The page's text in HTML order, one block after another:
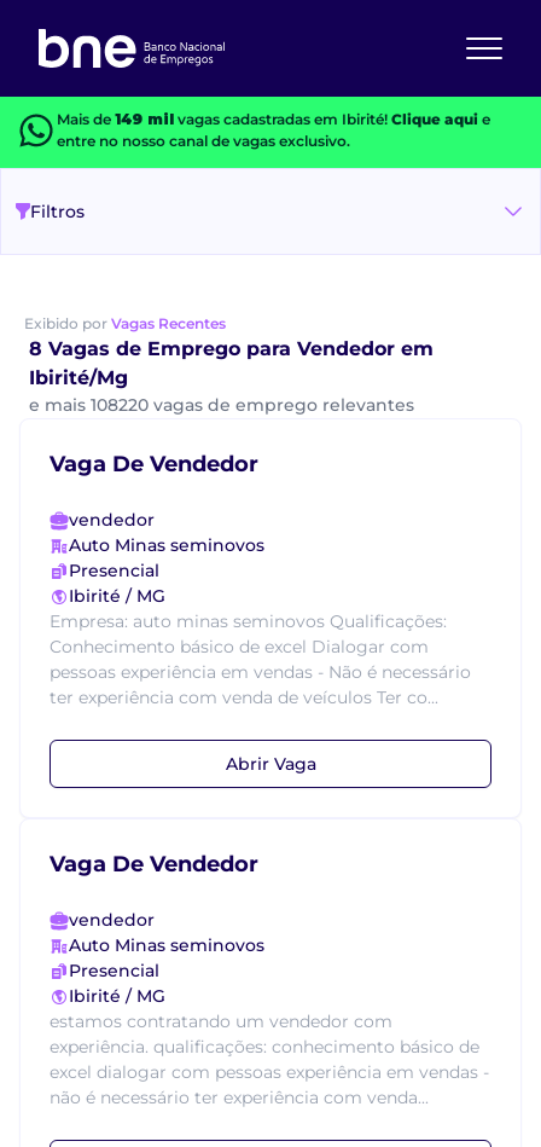
Mais de 149 milvagas cadastradas em Ibirité! Clique aquie
entre no nosso canal de vagas exclusivo.
Filtros
Exibido por Vagas Recentes
8 Vagas de Emprego para Vendedor em
Ibirité/Mg
e mais 108220 vagas de emprego relevantes
Vaga De Vendedor
vendedor
Auto Minas seminovos
Presencial
Ibirité / MG
Empresa: auto minas seminovos Qualificações:
Conhecimento básico de excel Dialogar com
pessoas experiência em vendas - Não é necessário
ter experiência com venda de veículos Ter co...
Abrir Vaga
Vaga De Vendedor
vendedor
Auto Minas seminovos
Presencial
Ibirité / MG
estamos contratando um vendedor com
experiência. qualificações: conhecimento básico de
excel dialogar com pessoas experiência em vendas -
não é necessário ter experiência com venda...